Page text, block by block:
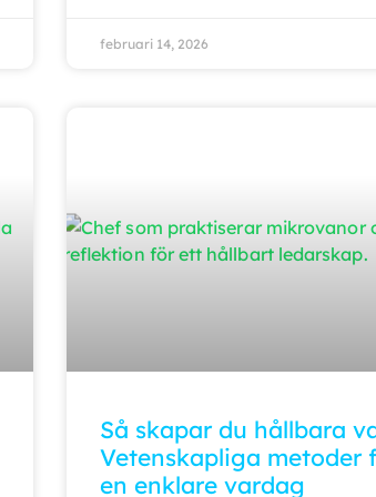
februari 14, 2026
Så skapar du hållbara
Vetenskapliga metoder
en enklare vardag